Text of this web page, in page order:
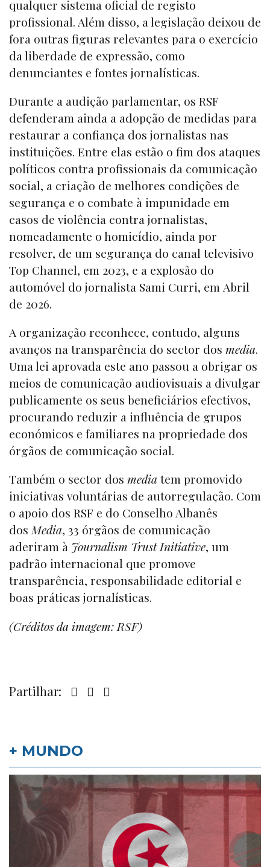
qualquer sistema oficial de registo
profissional. Além disso, a legislação deixou de
fora outras figuras relevantes para o exercício
da liberdade de expressão, como
denunciantes e fontes jornalísticas.
Durante a audição parlamentar, os RSF
defenderam ainda a adopção de medidas para
restaurar a confiança dos jornalistas nas
instituições. Entre elas estão o fim dos ataques
políticos contra profissionais da comunicação
social, a criação de melhores condições de
segurança e o combate à impunidade em
casos de violência contra jornalistas,
nomeadamente o homicídio, ainda por
resolver, de um segurança do canal televisivo
Top Channel, em 2023, e a explosão do
automóvel do jornalista Sami Curri, em Abril
de 2026.
A organização reconhece, contudo, alguns
avanços na transparência do sector dos media.
Uma lei aprovada este ano passou a obrigar os
meios de comunicação audiovisuais a divulgar
publicamente os seus beneficiários efectivos,
procurando reduzir a influência de grupos
económicos e familiares na propriedade dos
órgãos de comunicação social.
Também o sector dos media tem promovido
iniciativas voluntárias de autorregulação. Com
o apoio dos RSF e do Conselho Albanês
dosMedia, 33 órgãos de comunicação
aderiram à Journalism Trust Initiative, um
padrão internacional que promove
transparência, responsabilidade editorial e
boas práticas jornalísticas.
(Créditos da imagem: RSF)
Partilhar:
+ MUNDO